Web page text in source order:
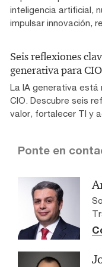
inteligencia artificial,
impulsar innovación,
Seis reflexiones
generativa para CIO
La IA generativa está
CIO. Descubre seis
valor, fortalecer TI y
Ponte en